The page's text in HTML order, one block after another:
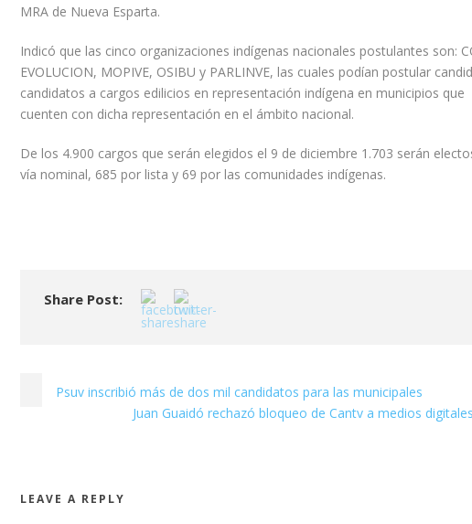
MRA de Nueva Esparta.
Indicó que las cinco organizaciones indígenas nacionales postulantes son:
EVOLUCION, MOPIVE, OSIBU y PARLINVE, las cuales podían postular
candidatos a cargos edilicios en representación indígena en municipios que
cuenten con dicha representación en el ámbito nacional.
De los 4.900 cargos que serán elegidos el 9 de diciembre 1.703 serán
vía nominal, 685 por lista y 69 por las comunidades indígenas.
Share Post:
Psuv inscribió más de dos mil candidatos para las municipales
Juan Guaidó rechazó bloqueo de Cantv a medios digitales
LEAVE A REPLY